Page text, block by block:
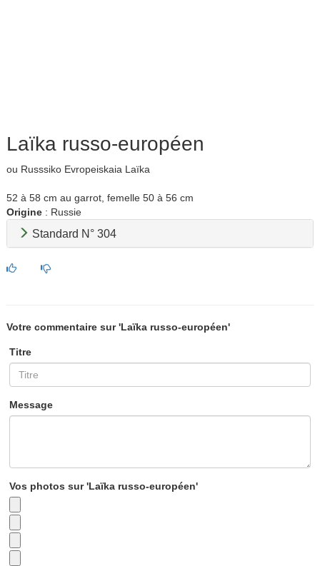
Laïka russo-européen
ou Russsiko Evropeiskaia Laïka
52 à 58 cm au garrot, femelle 50 à 56 cm
Origine: Russie
Standard N° 304
Votre commentaire sur 'Laïka russo-européen'
Titre
Message
Vos photos sur 'Laïka russo-européen'